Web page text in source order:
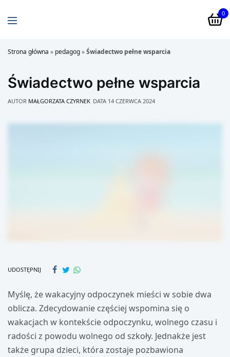
0
Strona główna » pedagog»Świadectwo pełne wsparcia
Świadectwo pełne wsparcia
AUTOR MAŁGORZATA CZYRNEK DATA 14 CZERWCA 2024
UDOSTĘPNIJ
Myślę, że wakacyjny odpoczynek mieści w sobie dwa
oblicza. Zdecydowanie częściej wspomina się o
wakacjach w kontekście odpoczynku, wolnego czasu i
radości z powodu wolnego od szkoły. Jednakże jest
także grupa dzieci, która zostaje pozbawiona